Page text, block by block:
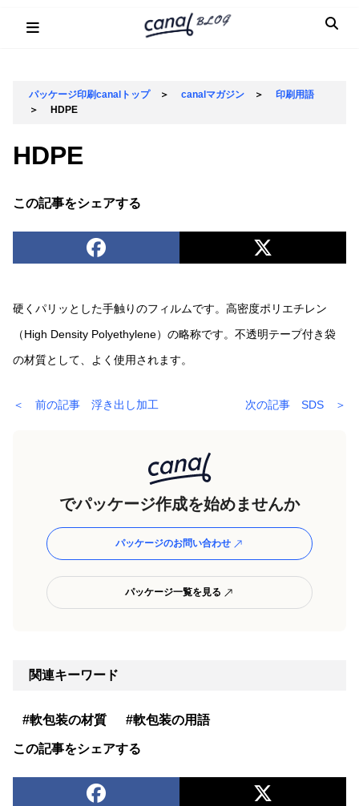
パッケージ印刷canalトップ＞ canalマガジン ＞ 印刷用語
＞
HDPE
HDPE
この記事をシェアする
硬くパリッとした手触りのフィルムです。高密度ポリエチレン
（High Density Polyethylene）の略称です。不透明テープ付き袋
の材質として、よく使用されます。
＜ 前の記事 浮き出し加工 次の記事 SDS ＞
でパッケージ作成を始めませんか
パッケージのお問い合わせ
パッケージ一覧を見る
関連キーワード
#軟包装の材質 #軟包装の用語
この記事をシェアする